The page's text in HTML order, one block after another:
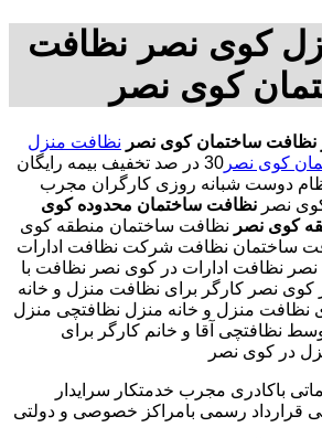
کوی نصر نظافت
کوی نصر
نظافت ساختمان کوی نصر نظافت منزل
کوی نصر
30 در صد تخفیف بیمه رایگان
آقای نظام دوست شبانه روزی کارگران مجرب
نصر نظافت ساختمان محدوده کوی
کوی نصر نظافت ساختمان منطقه کوی
ساختمان نظافت شرکت نظافت ادارات
نظافت ادارات در کوی نصر نظافت با
کوی نصر کارگر برای نظافت منزل و خانه
نظافت منزل و خانه منزل نظافتچی منزل
نظافتچی آقا و خانم کارگر برای
در کوی نصر
باکادری مجرب خدمتکار سرایدار
قرارداد رسمی بامراکز خصوصی و دولتی